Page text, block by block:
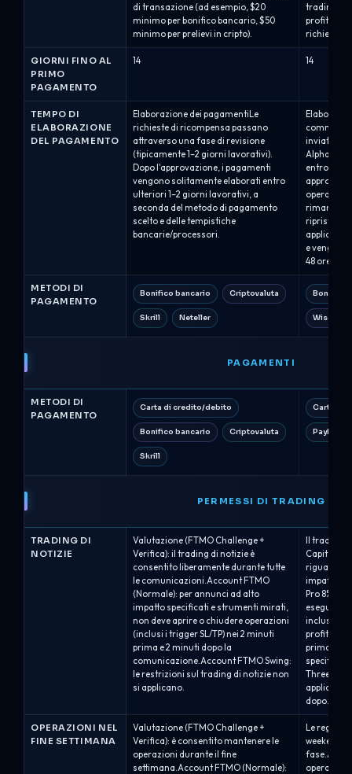
di transazione (ad esempio, $20
minimo per bonifico bancario, $50
minimo per prelievi in cripto).
trading, e
profitti
GIORNI FINO AL
PRIMO
PAGAMENTO
14 14
TEMPO DI
ELABORAZIONE
DEL PAGAMENTO
Elaborazione dei pagamentiLe
richieste di ricompensa passano
attraverso una fase di revisione
(tipicamente 1–2 giorni lavorativi).
Dopo l'approvazione, i pagamenti
vengono solitamente elaborati entro
ulteriori 1–2 giorni lavorativi, a
seconda del metodo di pagamento
scelto e delle tempistiche
bancarie/processori.
inviate
Alpha
entro
rimane
e
48 ore
METODI DI
PAGAMENTO
Bonifico bancario Criptovaluta
Skrill Neteller
Bonifico
Wise
PAGAMENTI
METODI DI
PAGAMENTO
Carta di credito/debito
Bonifico bancario Criptovaluta
Skrill
Carta di
PayPal
PERMESSI DI TRADING
TRADING DI
NOTIZIE
Valutazione (FTMO Challenge +
Verifica): il trading di notizie è
consentito liberamente durante tutte
le comunicazioni.Account FTMO
(Normale): per annunci ad alto
impatto specificati e strumenti mirati,
non deve aprire o chiudere operazioni
(inclusi i trigger SL/TP) nei 2 minuti
prima e 2 minuti dopo la
comunicazione.Account FTMO Swing:
le restrizioni sul trading di notizie non
si applicano.
Il trading
Capital
riguardo a
impatto
Pro 8%/
eseguire
inclusi
profit)
prima e 2
Three
applica
dopo...
OPERAZIONI NEL
FINE SETTIMANA
Valutazione (FTMO Challenge +
Verifica): è consentito mantenere le
operazioni durante il fine
settimana.Account FTMO (Normale):
Le regole
weekend
operazioni